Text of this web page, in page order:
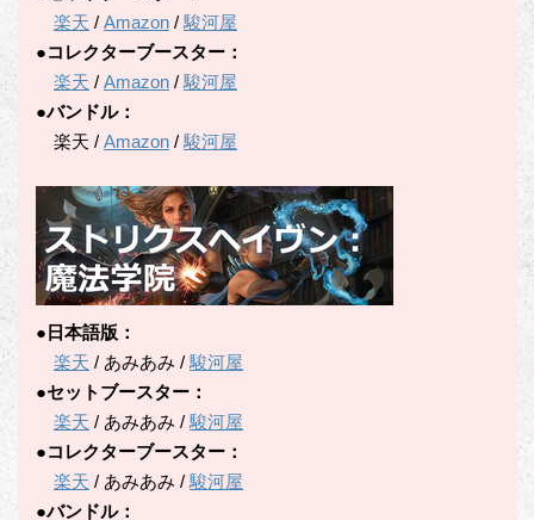
楽天 / Amazon /駿河屋
●コレクターブースター：
楽天 / Amazon /駿河屋
●バンドル：
楽天 / Amazon /駿河屋
●日本語版：
楽天 / あみあみ /駿河屋
●セットブースター：
楽天 / あみあみ /駿河屋
●コレクターブースター：
楽天 / あみあみ /駿河屋
●バンドル：